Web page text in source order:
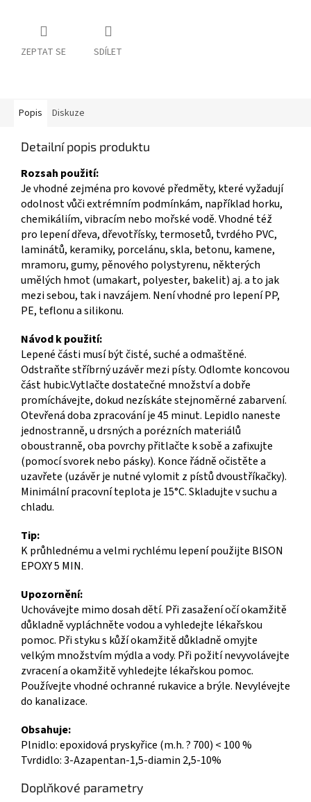
ZEPTAT SE SDÍLET
Popis Diskuze
Detailní popis produktu
Rozsah použití:
Je vhodné zejména pro kovové předměty, které vyžadují
odolnost vůči extrémním podmínkám, například horku,
chemikáliím, vibracím nebo mořské vodě. Vhodné též
pro lepení dřeva, dřevotřísky, termosetů, tvrdého PVC,
laminátů, keramiky, porcelánu, skla, betonu, kamene,
mramoru, gumy, pěnového polystyrenu, některých
umělých hmot (umakart, polyester, bakelit) aj. a to jak
mezi sebou, tak i navzájem. Není vhodné pro lepení PP,
PE, teflonu a silikonu.
Návod k použití:
Lepené části musí být čisté, suché a odmaštěné.
Odstraňte stříbrný uzávěr mezi písty. Odlomte koncovou
část hubic.Vytlačte dostatečné množství a dobře
promíchávejte, dokud nezískáte stejnoměrné zabarvení.
Otevřená doba zpracování je 45 minut. Lepidlo naneste
jednostranně, u drsných a porézních materiálů
oboustranně, oba povrchy přitlačte k sobě a zafixujte
(pomocí svorek nebo pásky). Konce řádně očistěte a
uzavřete (uzávěr je nutné vylomit z pístů dvoustříkačky).
Minimální pracovní teplota je 15°C. Skladujte v suchu a
chladu.
Tip:
K průhlednému a velmi rychlému lepení použijte BISON
EPOXY 5 MIN.
Upozornění:
Uchovávejte mimo dosah dětí. Při zasažení očí okamžitě
důkladně vypláchněte vodou a vyhledejte lékařskou
pomoc. Při styku s kůží okamžitě důkladně omyjte
velkým množstvím mýdla a vody. Při požití nevyvolávejte
zvracení a okamžitě vyhledejte lékařskou pomoc.
Používejte vhodné ochranné rukavice a brýle. Nevylévejte
do kanalizace.
Obsahuje:
Plnidlo: epoxidová pryskyřice (m.h. ? 700) < 100 %
Tvrdidlo: 3-Azapentan-1,5-diamin 2,5-10%
Doplňkové parametry